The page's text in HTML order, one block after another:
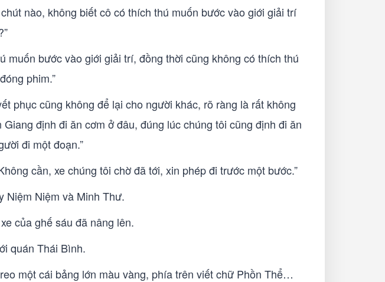
nào, không biết cô có thích thú muốn bước vào giới giải trí
muốn bước vào giới giải trí, đồng thời cũng không có thích thú
phim.”
phục cũng không để lại cho người khác, rõ ràng là rất không
định đi ăn cơm ở đâu, đúng lúc chúng tôi cũng định đi ăn
đi một đoạn.”
cần, xe chúng tôi chờ đã tới, xin phép đi trước một bước.”
Niệm Niệm và Minh Thư.
của ghế sáu đã nâng lên.
quán Thái Bình.
một cái bảng lớn màu vàng, phía trên viết chữ Phồn Thể…